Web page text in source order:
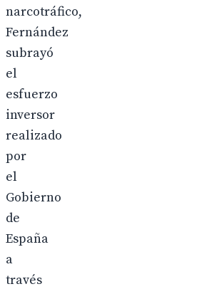
narcotráfico,
Fernández
subrayó
el
esfuerzo
inversor
realizado
por
el
Gobierno
de
España
a
través